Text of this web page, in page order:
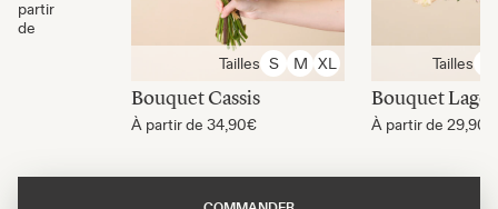
partir
de
Tailles S M XL
Bouquet Cassis
À partir de 34,90€
Tailles
Bouquet Lago
À partir de 29,90€